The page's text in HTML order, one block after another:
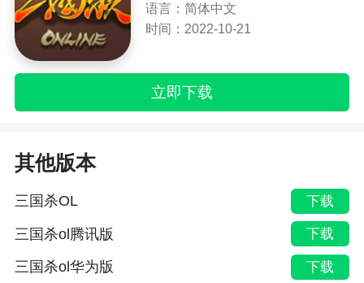
语言：简体中文
时间：2022-10-21
立即下载
其他版本
三国杀OL 下载
三国杀ol腾讯版 下载
三国杀ol华为版 下载